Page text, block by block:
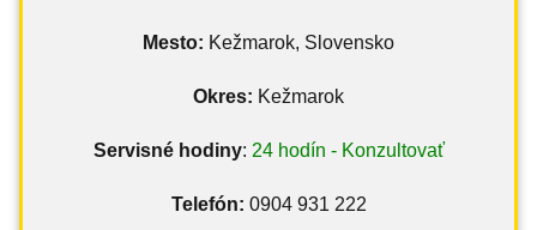
Mesto: Kežmarok, Slovensko
Okres: Kežmarok
Servisné hodiny: 24 hodín - Konzultovať
Telefón: 0904 931 222